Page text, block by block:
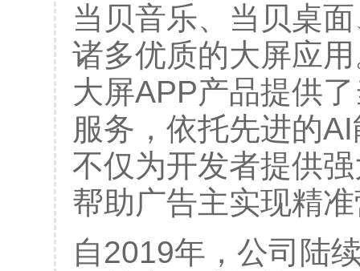
当贝音乐、当贝桌
诸多优质的大屏应
大屏APP产品提供
服务，依托先进的
不仅为开发者提供
帮助广告主实现精
自2019年，公司陆